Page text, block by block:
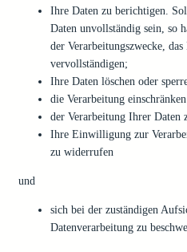
Ihre Daten zu berichtigen.
Daten unvollständig sein, so
der Verarbeitungszwecke,
vervollständigen;
Ihre Daten löschen oder
die Verarbeitung
der Verarbeitung Ihrer Daten
Ihre Einwilligung zur
zu widerrufen
und
sich bei der zuständigen
Datenverarbeitung zu